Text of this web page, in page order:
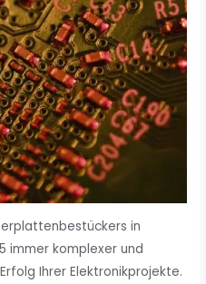
in
immer komplexer und
Ihrer Elektronikprojekte.